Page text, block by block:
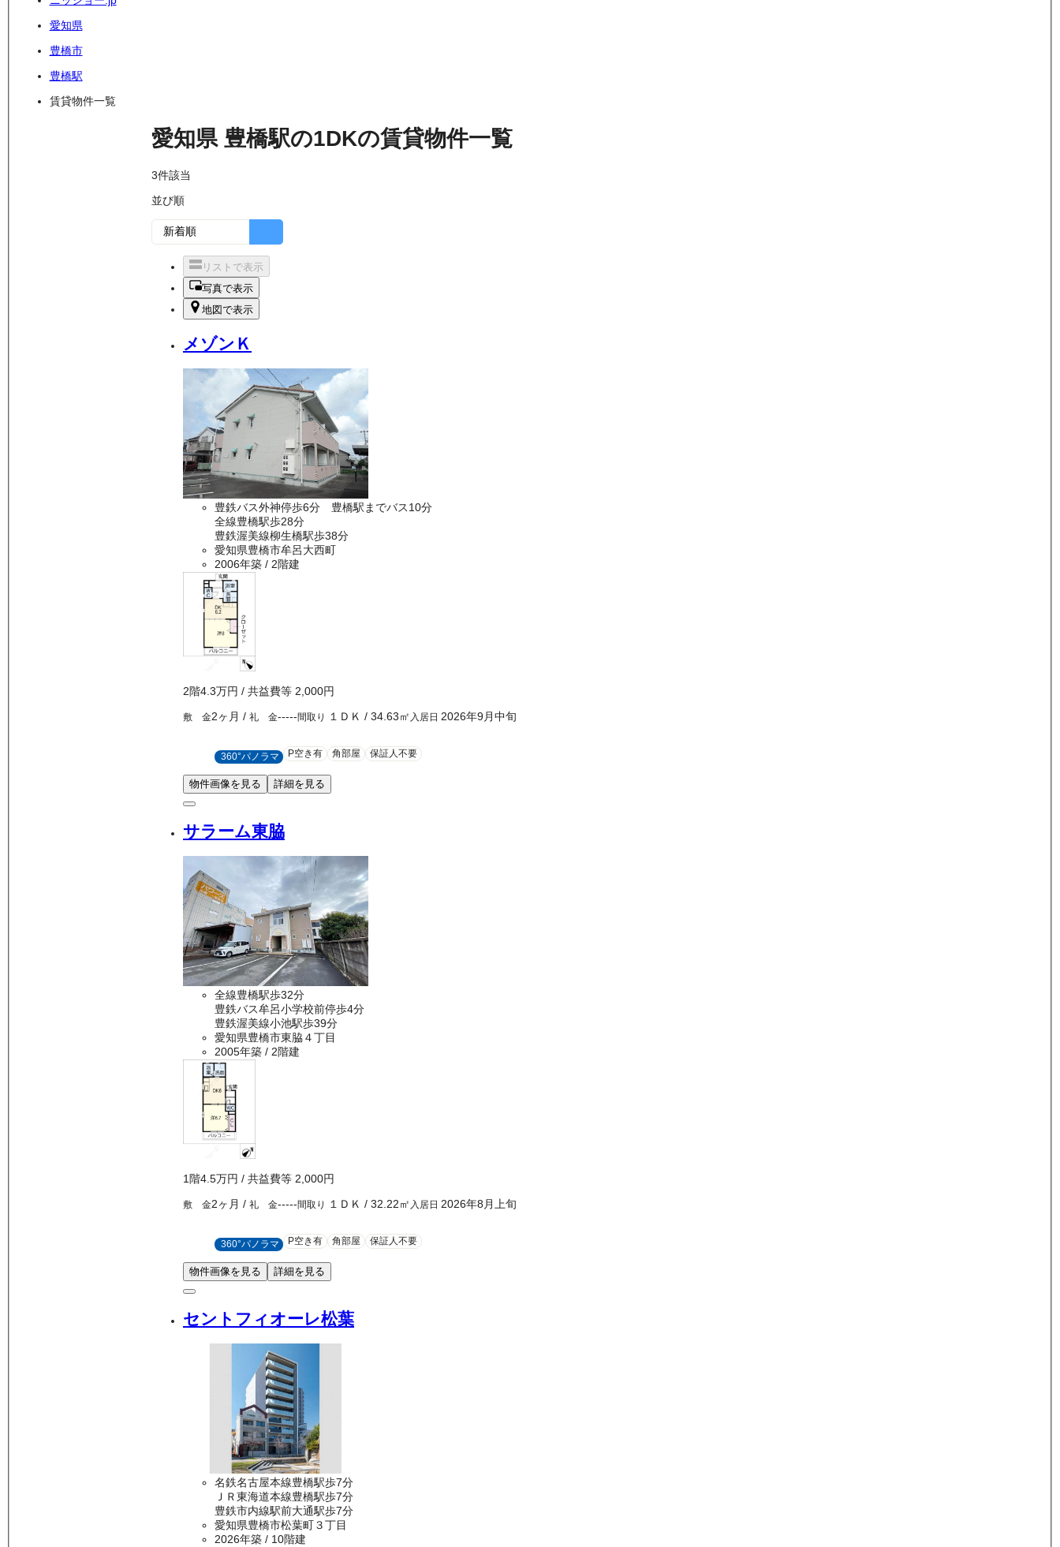
愛知県
豊橋市
豊橋駅
賃貸物件一覧
愛知県 豊橋駅の1DKの賃貸物件一覧
3件該当
並び順
リストで表示
写真で表示
地図で表示
メゾンＫ
豊鉄バス外神停歩6分 豊橋駅までバス10分
全線豊橋駅歩28分
豊鉄渥美線柳生橋駅歩38分
愛知県豊橋市牟呂大西町
2006年築 / 2階建
2階4.3万円 / 共益費等 2,000円
敷 金2ヶ月 / 礼 金-----間取り １ＤＫ / 34.63㎡ 入居日 2026年9月中旬
360°パノラマ P空き有 角部屋 保証人不要
物件画像を見る 詳細を見る
サラーム東脇
全線豊橋駅歩32分
豊鉄バス牟呂小学校前停歩4分
豊鉄渥美線小池駅歩39分
愛知県豊橋市東脇４丁目
2005年築 / 2階建
1階4.5万円 / 共益費等 2,000円
敷 金2ヶ月 / 礼 金-----間取り １ＤＫ / 32.22㎡ 入居日 2026年8月上旬
360°パノラマ P空き有 角部屋 保証人不要
物件画像を見る 詳細を見る
セントフィオーレ松葉
名鉄名古屋本線豊橋駅歩7分
ＪＲ東海道本線豊橋駅歩7分
豊鉄市内線駅前大通駅歩7分
愛知県豊橋市松葉町３丁目
2026年築 / 10階建